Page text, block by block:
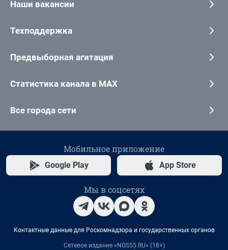
Наши вакансии
Техподдержка
Предвыборная агитация
Статистика канала в MAX
Все города сети
Мобильное приложение
Google Play App Store
Мы в соцсетях
Контактные данные для Роскомнадзора и государственных органов
Сетевое издание «NGS55.RU» (18+)